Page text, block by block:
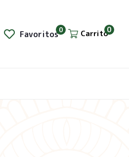
Favoritos0 Carrito0